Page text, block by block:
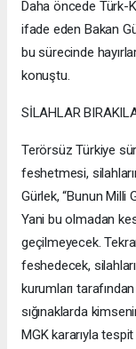
Daha öncede Türk-
ifade eden Bakan
bu sürecinde
konuştu.
SİLAHLAR
Terörsüz Türkiye
feshetmesi,
Gürlek, “Bunun Milli
Yani bu olmadan
geçilmeyecek.
feshedecek,
kurumları
sığınaklarda
MGK kararıyla